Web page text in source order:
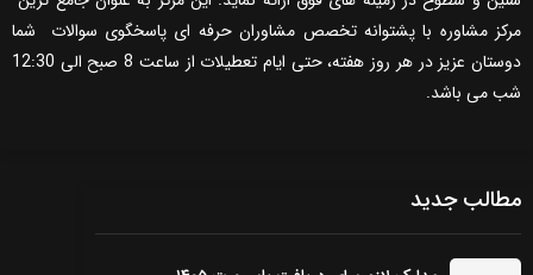
مرکز مشاوره با پشتوانه تخصص مشاوران حرفه ای پاسخگوی سوالات شما
دوستان عزیز در هر روز هفته، حتی ایام تعطیلات از ساعت 8 صبح الی 12:30
شب می باشد.
مطالب جدید